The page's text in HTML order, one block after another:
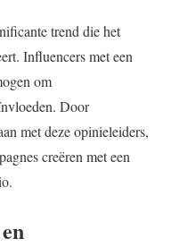
trend die het
Influencers met een
om
Door
met deze opinieleiders,
creëren met een